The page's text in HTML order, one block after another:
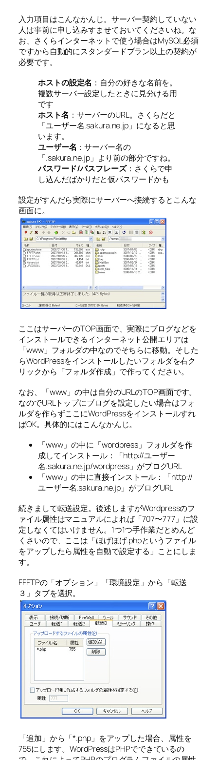
入力項目はこんなかんじ。サーバー契約していない
人は事前に申し込みすませておいてくださいね。な
お、さくらインターネットで使う場合はMySQL必須
ですから自動的にスタンダードプラン以上の契約が
必要です。
ホストの設定名 ：自分の好きな名前を。
複数サーバー設定したときに見分ける用
です
ホスト名 ：サーバーのURL。さくらだと
「ユーザー名.sakura.ne.jp」になると思
います。
ユーザー名 ：サーバー名の
「.sakura.ne.jp」より前の部分ですね。
パスワード/パスフレーズ：さくらで申
し込んだばかりだと仮パスワードかも
設定がすんだら実際にサーバーへ接続するとこんな
画面に。
ここはサーバーのTOP画面で、実際にブログなどを
インストールできるインターネット公開エリアは
「www」フォルダの中なのでそちらに移動。そした
らWordPressをインストールしたいフォルダを右ク
リックから「フォルダ作成」で作ってください。
なお、「www」の中は自分のURLのTOP画面です。
なのでURLトップにブログを設定したい場合はフォ
ルダを作らずここにWordPressをインストールすれ
ばOK。具体的にはこんなかんじ。
「www」の中に「wordpress」フォルダを作
成してインストール：「http://ユーザー
名.sakura.ne.jp/wordpress」がブログURL
「www」の中に直接インストール：「http://
ユーザー名.sakura.ne.jp」がブログURL
続きまして転送設定。後述しますがWordpressのフ
ァイル属性はマニュアルによれば「707〜777」に設
定しなくてはいけません。1つ1つ手作業だとめんど
くさいので、ここは「ほげほげ.phpというファイル
をアップしたら属性を自動で設定する」ことにしま
す。
FFFTPの「オプション」「環境設定」から「転送
３」タブを選択。
「追加」から「*.php」をアップした場合、属性を
755にします。WordPressはPHPでできているの